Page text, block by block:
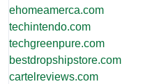
ehomeamerca.com
techintendo.com
techgreenpure.com
bestdropshipstore.com
cartelreviews.com